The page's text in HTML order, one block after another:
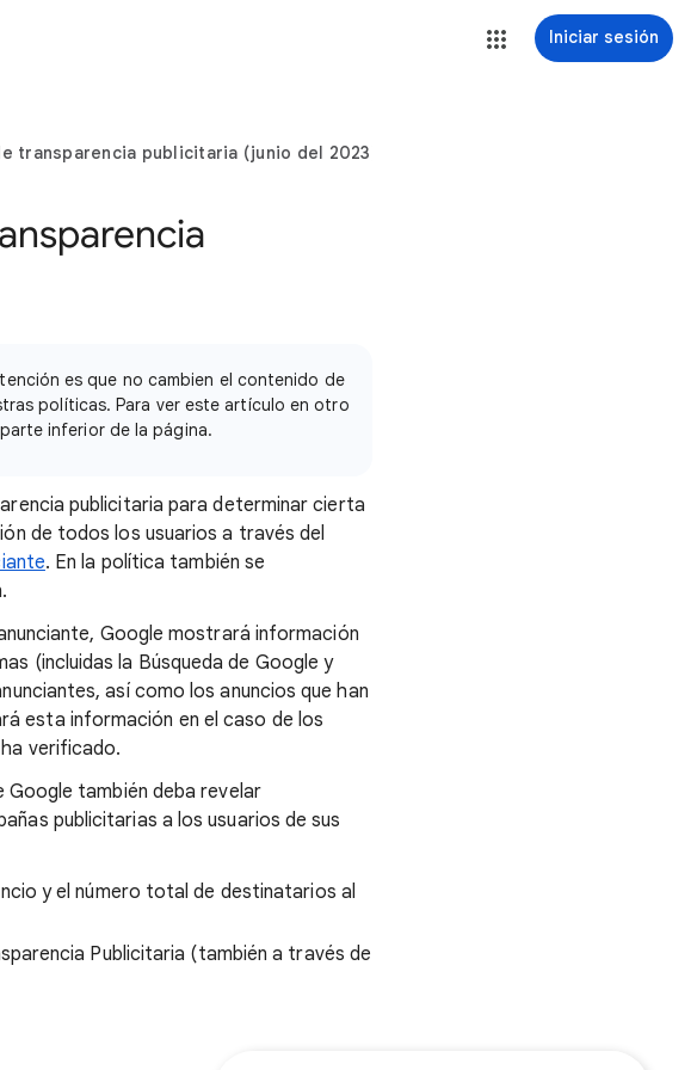
Iniciar sesión
transparencia publicitaria (junio del 2023)
es que no cambien el contenido de
políticas. Para ver este artículo en otro
inferior de la página.
publicitaria para determinar cierta
de todos los usuarios a través del
. En la política también se
Google mostrará información
(incluidas la Búsqueda de Google y
así como los anuncios que han
esta información en el caso de los
verificado.
Google también deba revelar
publicitarias a los usuarios de sus
y el número total de destinatarios al
Publicitaria (también a través de